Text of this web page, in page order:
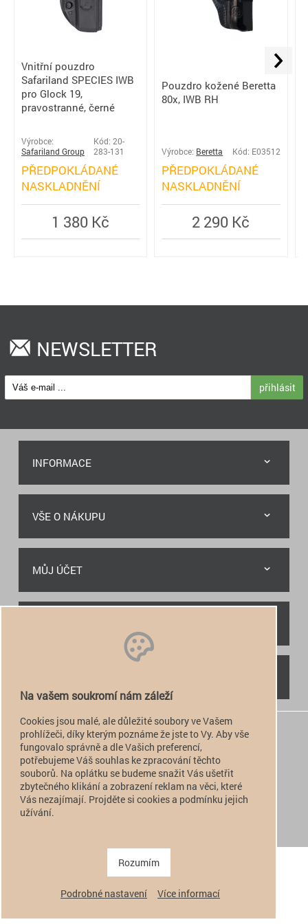
Vnitřní pouzdro
Safariland SPECIES IWB
pro Glock 19,
pravostranné, černé
Výrobce:
Safariland Group
Kód: 20-
283-131
PŘEDPOKLÁDANÉ
NASKLADNĚNÍ
1 380 Kč
Pouzdro kožené Beretta
80x, IWB RH
Výrobce: Beretta Kód: E03512
PŘEDPOKLÁDANÉ
NASKLADNĚNÍ
2 290 Kč
NEWSLETTER
přihlásit
INFORMACE
VŠE O NÁKUPU
MŮJ ÚČET
 +420 774 949 776
 info@alfatactical.cz
verze pro PC
Na vašem soukromí nám záleží
Cookies jsou malé, ale důležité soubory ve Vašem
prohlížeči, díky kterým poznáme že jste to Vy. Aby vše
fungovalo správně a dle Vašich preferencí,
potřebujeme Váš souhlas ke zpracování těchto
souborů. Na oplátku se budeme snažit Vás ušetřit
zbytečného klikání a zobrazení reklam na věci, které
Vás nezajímají. Projděte si cookies a podmínku jejich
užívání.
Rozumím
Podrobné nastavení Více informací